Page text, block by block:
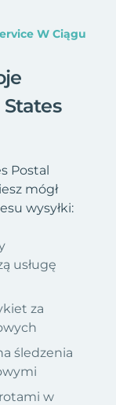
W Ciągu
States
Postal
mógł
wysyłki:
usługę
za
śledzenia
w